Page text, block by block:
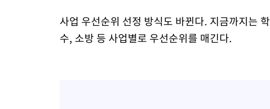
사업 우선순위 선정 방식도 바뀐다. 지금까지는
수, 소방 등 사업별로 우선순위를 매긴다.